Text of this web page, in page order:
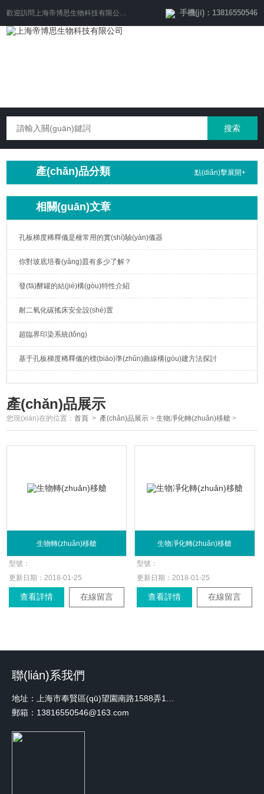
歡迎訪問 上海帝博思生物科技有限公司 網(wǎng)站！ 手機(jī)：13816550546
產(chǎn)品分類 點(diǎn)擊展開+
相關(guān)文章
孔板梯度稀釋儀是種常用的實(shí)驗(yàn)儀器
你對玻底培養(yǎng)皿有多少了解？
發(fā)酵罐的結(jié)構(gòu)特性介紹
耐二氧化碳搖床安全設(shè)置
超臨界印染系統(tǒng)
基于孔板梯度稀釋儀的標(biāo)準(zhǔn)曲線構(gòu)建方法探討
產(chǎn)品展示
您現(xiàn)在的位置：首頁 > 產(chǎn)品展示 >生物凈化轉(zhuǎn)移艙 >
生物轉(zhuǎn)移艙
型號：
更新日期：2018-01-25
查看詳情 在線留言
生物凈化轉(zhuǎn)移艙
型號：
更新日期：2018-01-25
查看詳情 在線留言
聯(lián)系我們
郵箱：13816550546@163.com